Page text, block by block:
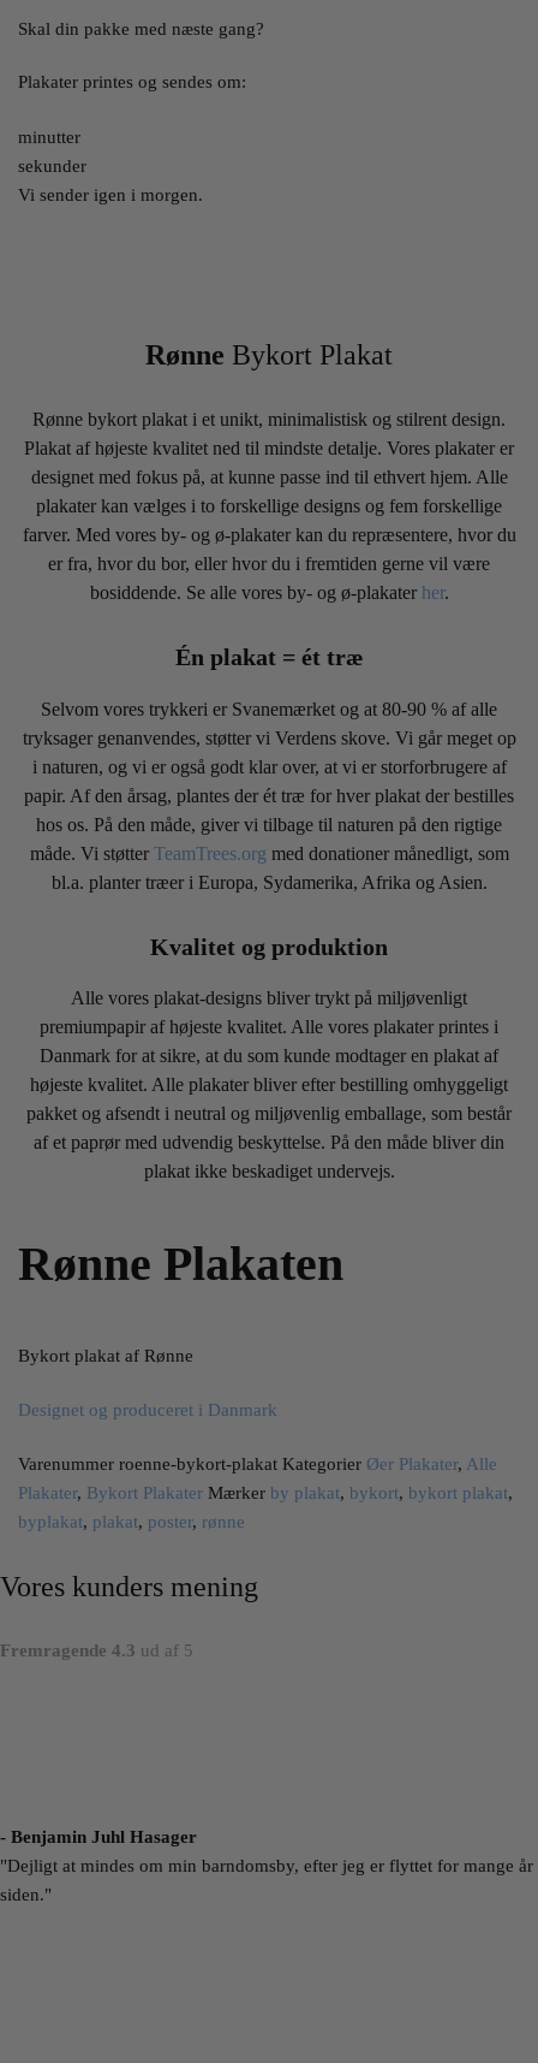
Skal din pakke med næste gang?
Plakater printes og sendes om:
minutter
sekunder
Vi sender igen i morgen.
Rønne Bykort Plakat
Rønne bykort plakat i et unikt, minimalistisk og stilrent design.
Plakat af højeste kvalitet ned til mindste detalje. Vores plakater er
designet med fokus på, at kunne passe ind til ethvert hjem. Alle
plakater kan vælges i to forskellige designs og fem forskellige
farver. Med vores by- og ø-plakater kan du repræsentere, hvor du
er fra, hvor du bor, eller hvor du i fremtiden gerne vil være
bosiddende. Se alle vores by- og ø-plakater her.
Én plakat = ét træ
Selvom vores trykkeri er Svanemærket og at 80-90 % af alle
tryksager genanvendes, støtter vi Verdens skove. Vi går meget op
i naturen, og vi er også godt klar over, at vi er storforbrugere af
papir. Af den årsag, plantes der ét træ for hver plakat der bestilles
hos os. På den måde, giver vi tilbage til naturen på den rigtige
måde. Vi støtter TeamTrees.org med donationer månedligt, som
bl.a. planter træer i Europa, Sydamerika, Afrika og Asien.
Kvalitet og produktion
Alle vores plakat-designs bliver trykt på miljøvenligt
premiumpapir af højeste kvalitet. Alle vores plakater printes i
Danmark for at sikre, at du som kunde modtager en plakat af
højeste kvalitet. Alle plakater bliver efter bestilling omhyggeligt
pakket og afsendt i neutral og miljøvenlig emballage, som består
af et paprør med udvendig beskyttelse. På den måde bliver din
plakat ikke beskadiget undervejs.
Rønne Plakaten
Bykort plakat af Rønne
Designet og produceret i Danmark
Varenummer roenne-bykort-plakat Kategorier Øer Plakater, Alle
Plakater, Bykort Plakater Mærker by plakat, bykort, bykort plakat,
byplakat, plakat, poster, rønne
Vores kunders mening
Fremragende 4.3 ud af 5
- Benjamin Juhl Hasager
"Dejligt at mindes om min barndomsby, efter jeg er flyttet for mange år
siden."